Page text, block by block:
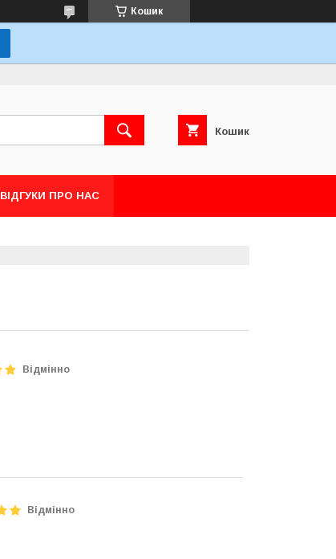
Кошик
Кошик
ВІДГУКИ ПРО НАС
Відмінно
Відмінно